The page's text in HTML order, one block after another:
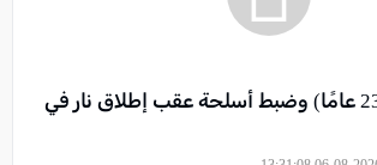
اعتقال مشتبه (23 عامًا) وضبط أسلحة عقب إطلاق نار في